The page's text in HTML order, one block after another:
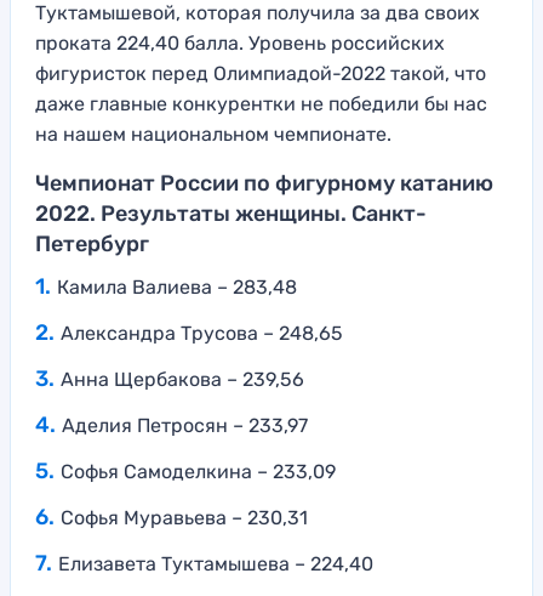
Туктамышевой, которая получила за два своих
проката 224,40 балла. Уровень российских
фигуристок перед Олимпиадой-2022 такой, что
даже главные конкурентки не победили бы нас
на нашем национальном чемпионате.
Чемпионат России по фигурному катанию
2022. Результаты женщины. Санкт-
Петербург
Камила Валиева – 283,48
Александра Трусова – 248,65
Анна Щербакова – 239,56
Аделия Петросян – 233,97
Софья Самоделкина – 233,09
Софья Муравьева – 230,31
Елизавета Туктамышева – 224,40